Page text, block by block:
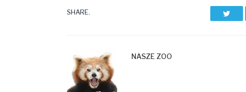
SHARE.
NASZE ZOO